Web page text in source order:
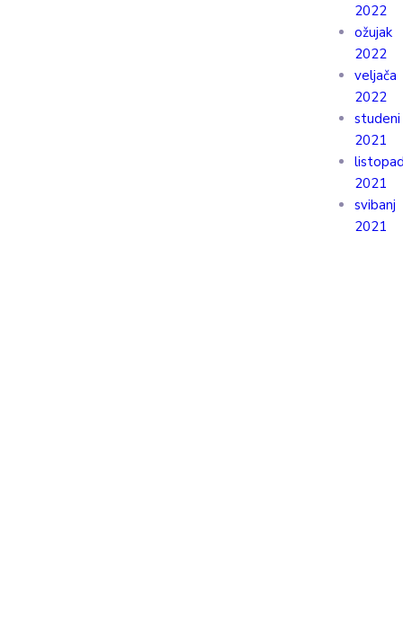
2022
ožujak
2022
veljača
2022
studeni
2021
2021
svibanj
2021